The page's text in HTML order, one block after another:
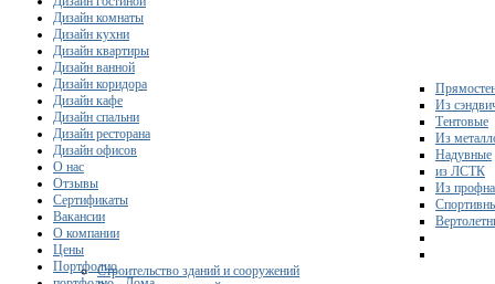
Из
Тентовые
Из
Надувные
из ЛСТК
Из
Строительство зданий и сооружений
Дизайн комнаты
Дизайн кухни
Дизайн квартиры
Дизайн ванной
Дизайн коридора
Дизайн кафе
Дизайн спальни
Дизайн ресторана
Дизайн офисов
О нас
Отзывы
Сертификаты
Вакансии
О компании
Цены
Портфолио